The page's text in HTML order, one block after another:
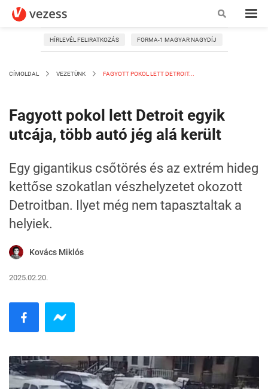
HÍRLEVÉL FELIRATKOZÁS FORMA-1 MAGYAR NAGYDÍJ
CÍMOLDAL VEZETÜNK FAGYOTT POKOL LETT DETROIT...
Fagyott pokol lett Detroit egyik
utcája, több autó jég alá került
Egy gigantikus csőtörés és az extrém hideg
kettőse szokatlan vészhelyzetet okozott
Detroitban. Ilyet még nem tapasztaltak a
helyiek.
Kovács Miklós
2025.02.20.